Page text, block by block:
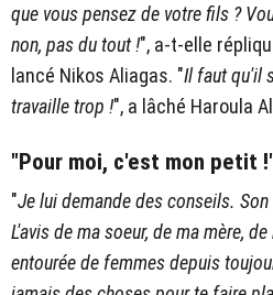
que vous pensez de votre fils ?
non, pas du tout !", a-t-elle
lancé Nikos Aliagas. "Il faut qu'il
travaille trop !", a lâché Haroula
"Pour moi, c'est mon petit
"Je lui demande des conseils.
L'avis de ma soeur, de ma mère,
entourée de femmes depuis